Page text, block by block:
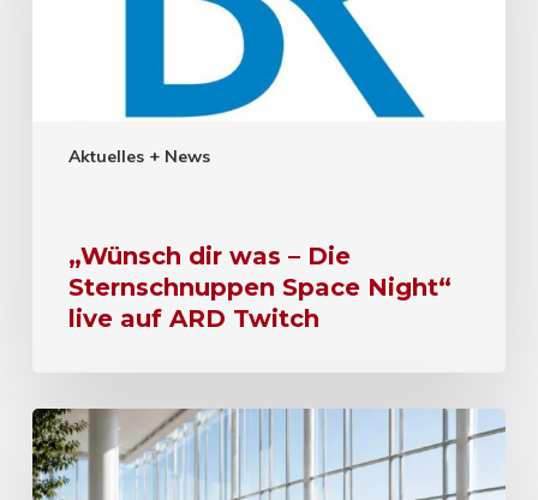
Aktuelles + News
„Wünsch dir was – Die
Sternschnuppen Space Night“
live auf ARD Twitch